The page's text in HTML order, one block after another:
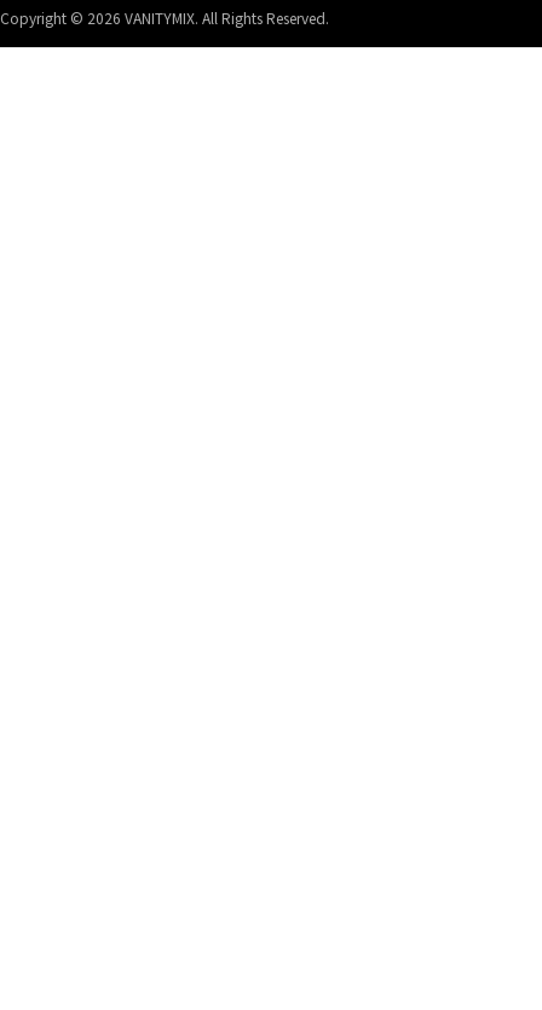
Copyright © 2026 VANITYMIX. All Rights Reserved.